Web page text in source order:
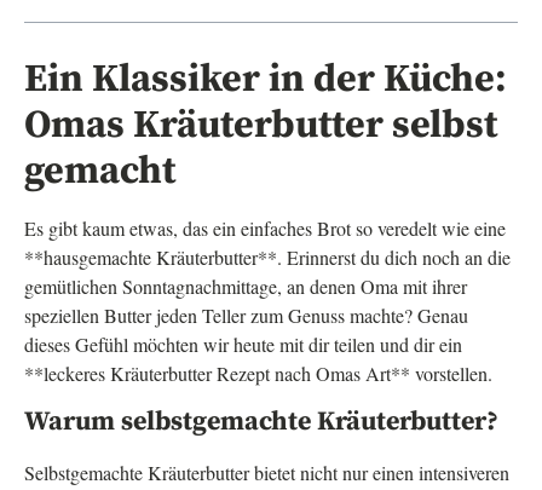
Ein Klassiker in der Küche:
Omas Kräuterbutter selbst
gemacht
Es gibt kaum etwas, das ein einfaches Brot so veredelt wie eine
**hausgemachte Kräuterbutter**. Erinnerst du dich noch an die
gemütlichen Sonntagnachmittage, an denen Oma mit ihrer
speziellen Butter jeden Teller zum Genuss machte? Genau
dieses Gefühl möchten wir heute mit dir teilen und dir ein
**leckeres Kräuterbutter Rezept nach Omas Art** vorstellen.
Warum selbstgemachte Kräuterbutter?
Selbstgemachte Kräuterbutter bietet nicht nur einen intensiveren